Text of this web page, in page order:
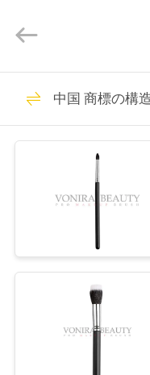
プ
ト
2017
Reserved.
贅沢な
良質
シ
中国 商標の構